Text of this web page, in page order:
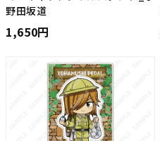
野田坂道
1,650円